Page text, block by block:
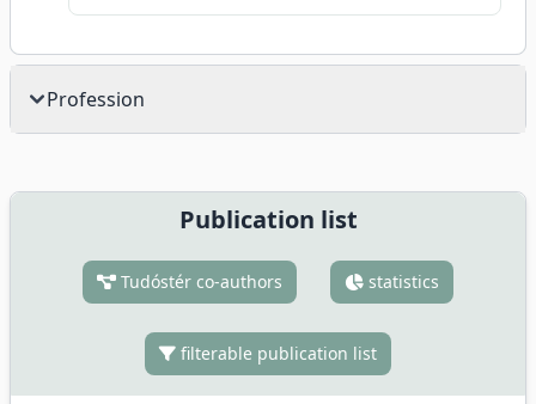
Profession
Publication list
Tudóstér co-authors statistics
filterable publication list